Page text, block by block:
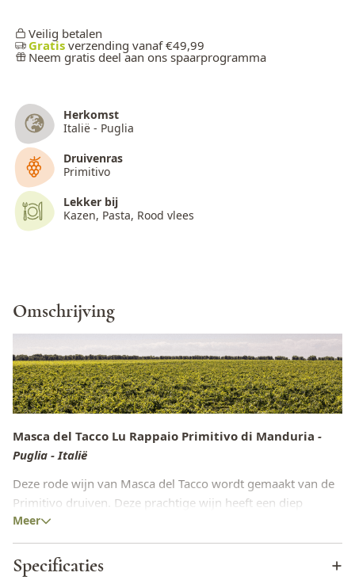
Veilig betalen
Gratis verzending vanaf €49,99
Neem gratis deel aan ons spaarprogramma
Lekker bij
Kazen, Pasta, Rood vlees
Herkomst
Italië - Puglia
Druivenras
Primitivo
Omschrijving
Masca del Tacco Lu Rappaio Primitivo di Manduria -
Puglia - Italië
Deze rode wijn van Masca del Tacco wordt gemaakt van de
Primitivo druiven. Deze prachtige wijn heeft een diep
robijnrode kleur. In de geur aroma’s van jam en rood fruit
met een beetje kaneel. De smaak is zacht en complex
tegelijk. Vol en krachtig met hints van zwart fruit, kruiden en
vanille.
Meer
Specificaties